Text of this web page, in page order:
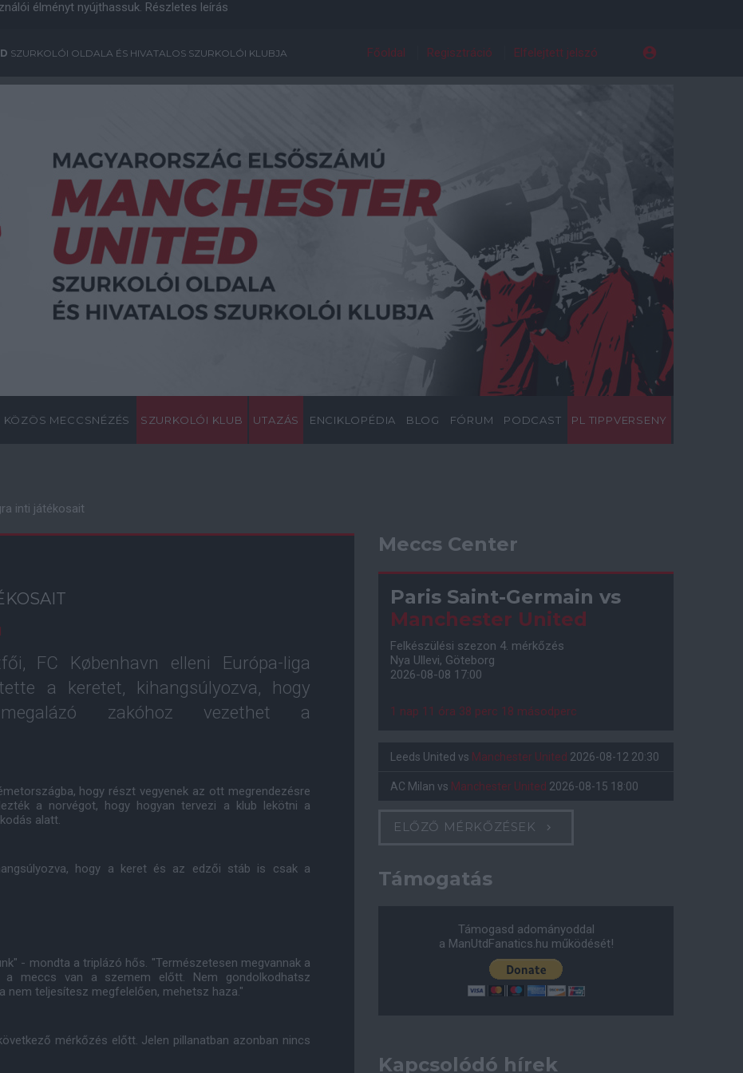
élményt nyújthassuk. Részletes leírás
SZURKOLÓI OLDALA ÉS HIVATALOS SZURKOLÓI KLUBJA Főoldal Regisztráció Elfelejtett jelszó
KÖZÖS MECCSNÉZÉS SZURKOLÓI KLUB UTAZÁS ENCIKLOPÉDIA BLOG FÓRUM PODCAST PL TIPPVERSENY
inti játékosait
FC København elleni Európa-liga
a keretet, kihangsúlyozva, hogy
zakóhoz vezethet a
hogy részt vegyenek az ott megrendezésre
a norvégot, hogy hogyan tervezi a klub lekötni a
alatt.
hogy a keret és az edzői stáb is csak a
- mondta a triplázó hős. "Természetesen megvannak a
meccs van a szemem előtt. Nem gondolkodhatsz
nem teljesítesz megfelelően, mehetsz haza."
mérkőzés előtt. Jelen pillanatban azonban nincs
Meccs Center
Paris Saint-Germain vs
Manchester United
Felkészülési szezon 4. mérkőzés
Nya Ullevi, Göteborg
2026-08-08 17:00
1 nap 11 óra 38 perc 17 másodperc
Leeds United vs Manchester United 2026-08-12 20:30
AC Milan vs Manchester United 2026-08-15 18:00
ELŐZŐ MÉRKŐZÉSEK
Támogatás
Támogasd adományoddal
a ManUtdFanatics.hu működését!
Kapcsolódó hírek